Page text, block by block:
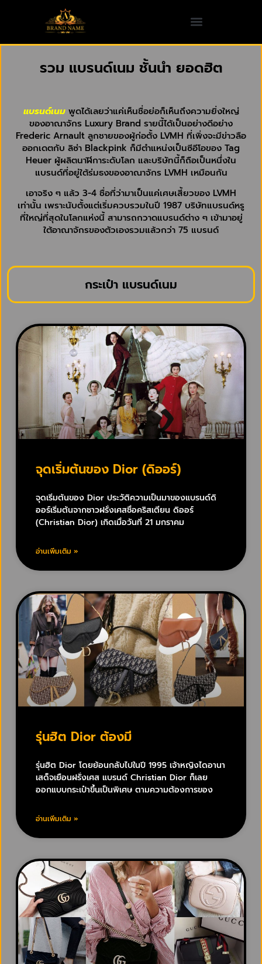
รวม แบรนด์เนม ชั้นนำ ยอดฮิต
แบรนด์เนมพูดได้เลยว่าแค่เห็นชื่อย่อก็เห็นถึงความยิ่งใหญ่
ของอาณาจักร Luxury Brand รายนี้ได้เป็นอย่างดีอย่าง
Frederic Arnault ลูกชายของผู้ก่อตั้ง LVMH ที่เพิ่งจะมีข่าวลือ
ออกเดตกับ ลิซ่า Blackpink ก็มีตำแหน่งเป็นซีอีโอของ Tag
Heuer ผู้ผลิตนาฬิการะดับโลก และบริษัทนี้ก็ถือเป็นหนึ่งใน
แบรนด์ที่อยู่ใต้ร่มธงของอาณาจักร LVMH เหมือนกัน
เอาจริง ๆ แล้ว 3-4 ชื่อที่ว่ามาเป็นแค่เศษเสี้ยวของ LVMH
เท่านั้น เพราะนับตั้งแต่เริ่มควบรวมในปี 1987 บริษัทแบรนด์หรู
ที่ใหญ่ที่สุดในโลกแห่งนี้ สามารถกวาดแบรนด์ต่าง ๆ เข้ามาอยู่
ใต้อาณาจักรของตัวเองรวมแล้วกว่า 75 แบรนด์
กระเป๋า แบรนด์เนม
จุดเริ่มต้นของ Dior (ดิออร์)
จุดเริ่มต้นของ Dior ประวัติความเป็นมาของแบรนด์ดิ
ออร์เริ่มต้นจากชาวฝรั่งเศสชื่อคริสเตียน ดิออร์
(Christian Dior) เกิดเมื่อวันที่ 21 มกราคม
อ่านเพิ่มเติม »
รุ่นฮิต Dior ต้องมี
รุ่นฮิต Dior โดยย้อนกลับไปในปี 1995 เจ้าหญิงไดอานา
เสด็จเยือนฝรั่งเศส แบรนด์ Christian Dior ก็เลย
ออกแบบกระเป๋าขึ้นเป็นพิเศษ ตามความต้องการของ
อ่านเพิ่มเติม »